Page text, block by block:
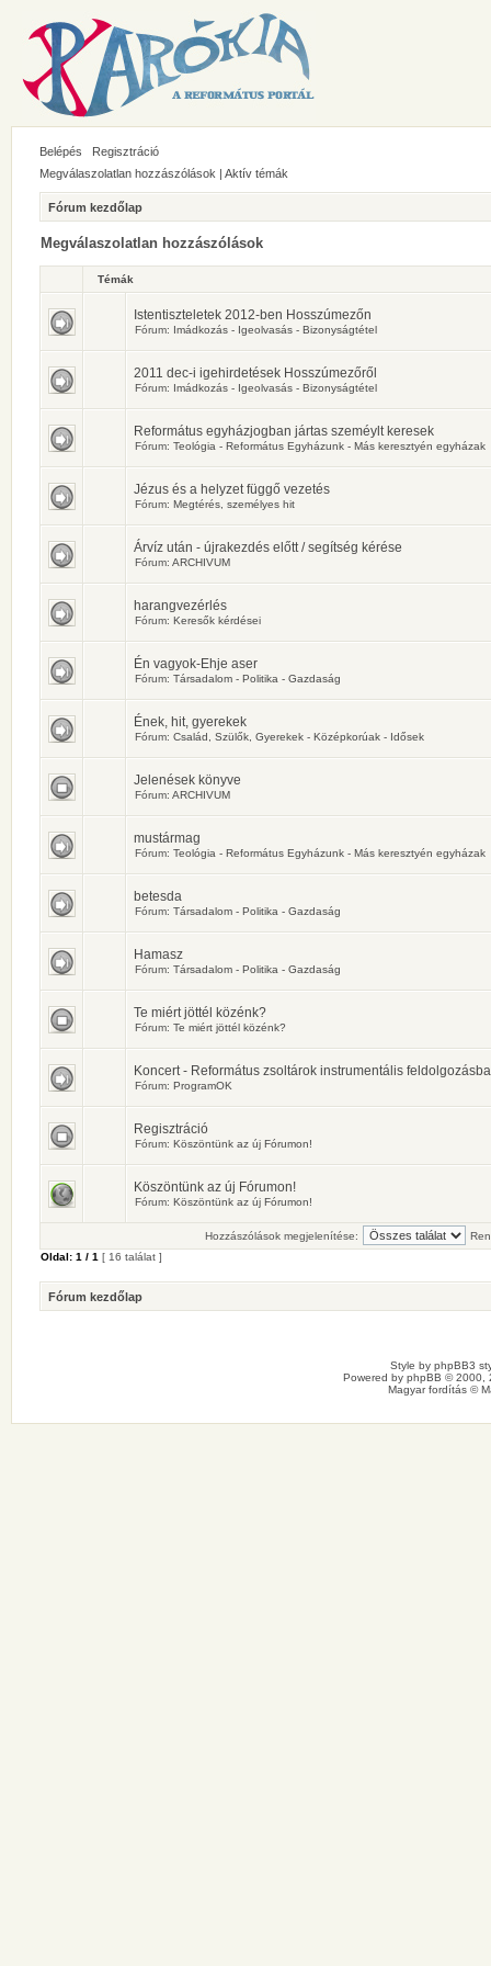
Belépés
Regisztráció
Megválaszolatlan hozzászólások | Aktív témák
Fórum kezdőlap
Megválaszolatlan hozzászólások
Témák
Istentiszteletek 2012-ben Hosszúmezőn
Fórum: Imádkozás - Igeolvasás - Bizonyságtétel
2011 dec-i igehirdetések Hosszúmezőről
Fórum: Imádkozás - Igeolvasás - Bizonyságtétel
Református egyházjogban jártas szeméylt keresek
Fórum: Teológia - Református Egyházunk - Más keresztyén egyházak
Jézus és a helyzet függő vezetés
Fórum: Megtérés, személyes hit
Árvíz után - újrakezdés előtt / segítség kérése
Fórum: ARCHIVUM
harangvezérlés
Fórum: Keresők kérdései
Én vagyok-Ehje aser
Fórum: Társadalom - Politika - Gazdaság
Ének, hit, gyerekek
Fórum: Család, Szülők, Gyerekek - Középkorúak - Idősek
Jelenések könyve
Fórum: ARCHIVUM
mustármag
Fórum: Teológia - Református Egyházunk - Más keresztyén egyházak
betesda
Fórum: Társadalom - Politika - Gazdaság
Hamasz
Fórum: Társadalom - Politika - Gazdaság
Te miért jöttél közénk?
Fórum: Te miért jöttél közénk?
Koncert - Református zsoltárok instrumentális
Fórum: ProgramOK
Regisztráció
Fórum: Köszöntünk az új Fórumon!
Köszöntünk az új Fórumon!
Fórum: Köszöntünk az új Fórumon!
Hozzászólások megjelenítése:
Oldal: 1 / 1 [ 16 találat ]
Fórum kezdőlap
Style by phpBB3
Powered by phpBB © 2000,
Magyar fordítás ©